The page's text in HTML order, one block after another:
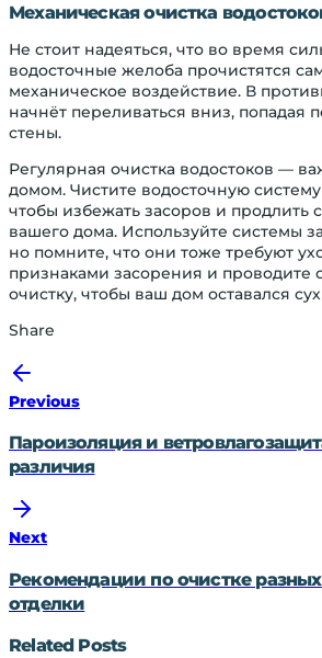
Механическая очистка
Не стоит надеяться, что во время
водосточные желоба прочистятся
механическое воздействие. В
начнёт переливаться вниз, попадая
стены.
Регулярная очистка водостоков —
домом. Чистите водосточную
чтобы избежать засоров и продлить
вашего дома. Используйте системы
но помните, что они тоже требуют
признаками засорения и проводите
очистку, чтобы ваш дом оставался
Share
Previous
Пароизоляция и
различия
Next
Рекомендации по очистке
отделки
Related Posts